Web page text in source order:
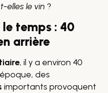
elles le vin ?
temps : 40
arrière
, il y a environ 40
des
importants provoquent